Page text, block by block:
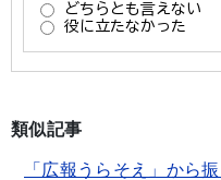
類似記事
「広報うらそえ」から